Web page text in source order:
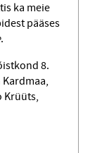
ka meie
pääses
.
8.
Krüüts,